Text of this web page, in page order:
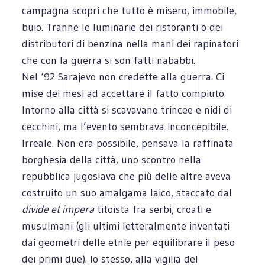
campagna scopri che tutto è misero, immobile,
buio. Tranne le luminarie dei ristoranti o dei
distributori di benzina nella mani dei rapinatori
che con la guerra si son fatti nababbi.
Nel ‘92 Sarajevo non credette alla guerra. Ci
mise dei mesi ad accettare il fatto compiuto.
Intorno alla città si scavavano trincee e nidi di
cecchini, ma l’evento sembrava inconcepibile.
Irreale. Non era possibile, pensava la raffinata
borghesia della città, uno scontro nella
repubblica jugoslava che più delle altre aveva
costruito un suo amalgama laico, staccato dal
divide et imperatitoista fra serbi, croati e
musulmani (gli ultimi letteralmente inventati
dai geometri delle etnie per equilibrare il peso
dei primi due). Io stesso, alla vigilia del